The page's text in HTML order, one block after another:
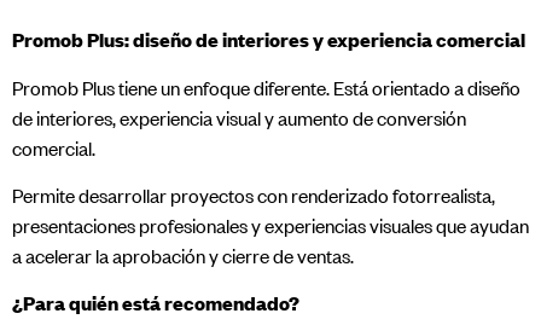
Promob Plus: diseño de interiores y experiencia comercial
Promob Plus tiene un enfoque diferente. Está orientado a diseño
de interiores, experiencia visual y aumento de conversión
comercial.
Permite desarrollar proyectos con renderizado fotorrealista,
presentaciones profesionales y experiencias visuales que ayudan
a acelerar la aprobación y cierre de ventas.
¿Para quién está recomendado?